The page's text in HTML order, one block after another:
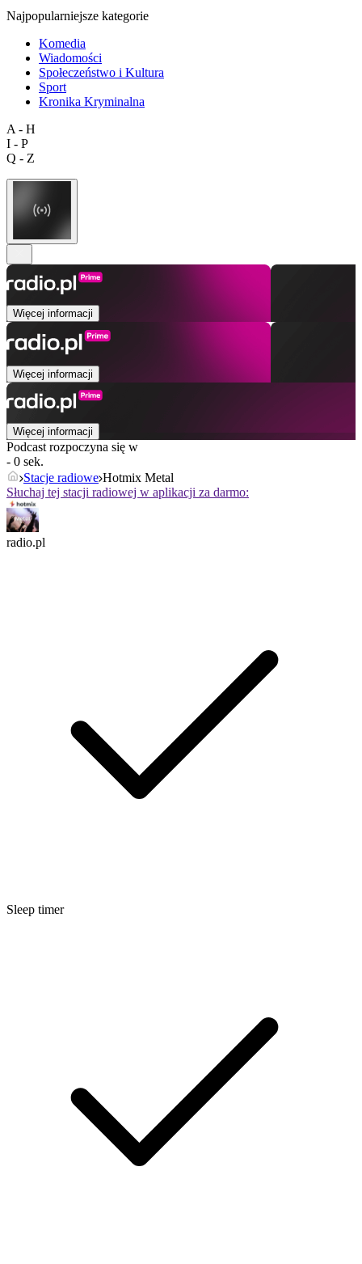
Najpopularniejsze kategorie
Komedia
Wiadomości
Społeczeństwo i Kultura
Sport
Kronika Kryminalna
A - H
I - P
Q - Z
Więcej informacji
Więcej informacji
Więcej informacji
Podcast rozpoczyna się w
- 0 sek.
Stacje radiowe Hotmix Metal
Słuchaj tej stacji radiowej w aplikacji za darmo:
radio.pl
Sleep timer